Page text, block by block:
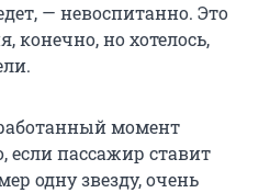
— невоспитанно. Это
конечно, но хотелось,
момент
если пассажир ставит
одну звезду, очень